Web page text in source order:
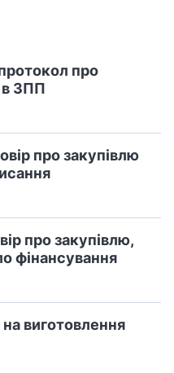
про
в ЗПП
про закупівлю
про закупівлю,
фінансування
виготовлення